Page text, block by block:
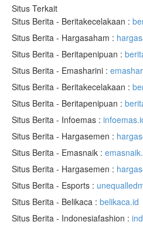
Situs Terkait
Situs Berita - Beritakecelakaan :
Situs Berita - Hargasaham :
Situs Berita - Beritapenipuan :
Situs Berita - Emasharini :
Situs Berita - Beritakecelakaan :
Situs Berita - Beritapenipuan :
Situs Berita - Infoemas :
Situs Berita - Hargasemen :
Situs Berita - Emasnaik :
Situs Berita - Hargasemen :
Situs Berita - Esports :
Situs Berita - Belikaca : belikaca.id
Situs Berita - Indonesiafashion :